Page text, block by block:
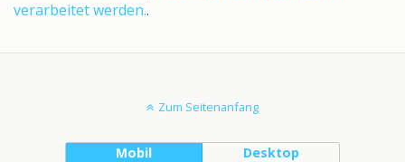
verarbeitet werden..
Zum Seitenanfang
Mobil Desktop